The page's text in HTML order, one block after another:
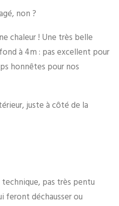
non ?
chaleur ! Une très belle
à 4m : pas excellent pour
honnêtes pour nos
juste à côté de la
pas très pentu
feront déchausser ou